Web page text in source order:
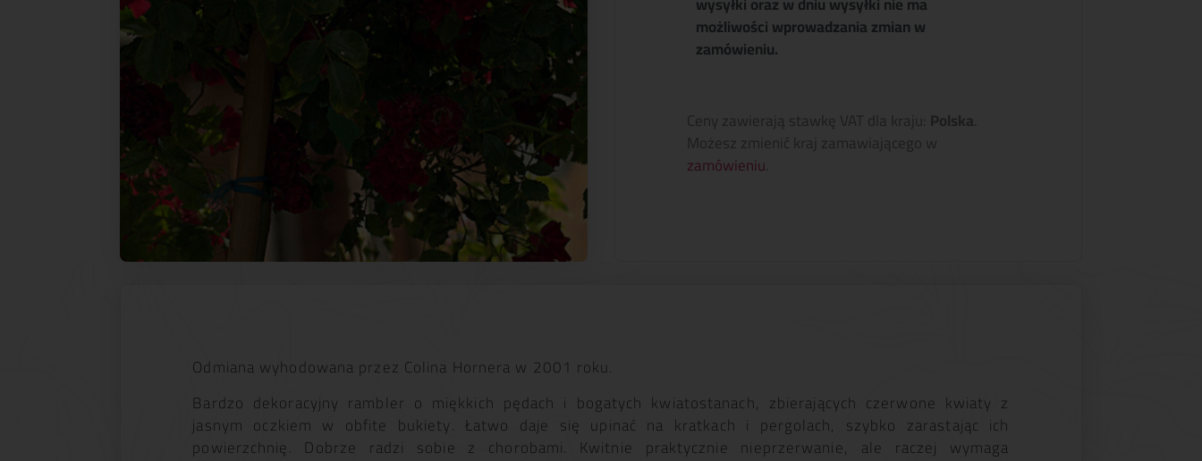
możliwości wprowadzania zmian w
zamówieniu.
Ceny zawierają stawkę VAT dla kraju: Polska
Możesz zmienić kraj zamawiającego w
zamówieniu
Odmiana wyhodowana przez Colina Hornera w 2001 roku.
Bardzo dekoracyjny rambler o miękkich pędach i bogatych kwiatostanach, zbierających czerwone kwiaty z
jasnym oczkiem w obfite bukiety. Łatwo daje się upinać na kratkach i pergolach, szybko zarastając ich
powierzchnię. Dobrze radzi sobie z chorobami. Kwitnie praktycznie nieprzerwanie, ale raczej wymaga